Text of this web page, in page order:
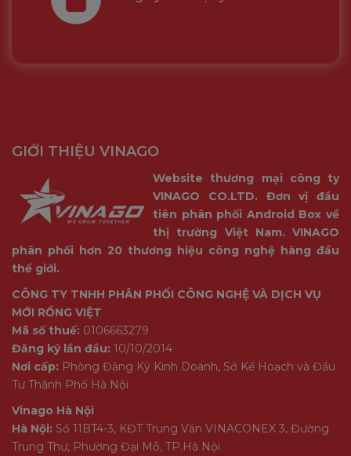
GIỚI THIỆU VINAGO
Website thương mại công ty
VINAGO CO.LTD. Đơn vị đầu
tiên phân phối Android Box về
thị trường Việt Nam. VINAGO
phân phối hơn 20 thương hiệu công nghệ hàng đầu
thế giới.
CÔNG TY TNHH PHÂN PHỐI CÔNG NGHỆ VÀ DỊCH VỤ
MỚI RỒNG VIỆT
Mã số thuế: 0106663279
Đăng ký lần đầu: 10/10/2014
Nơi cấp: Phòng Đăng Ký Kinh Doanh, Sở Kế Hoạch và Đầu
Tư Thành Phố Hà Nội
Vinago Hà Nội
Hà Nội: Số 11BT4-3, KĐT Trung Văn VINACONEX 3, Đường
Trung Thư, Phường Đại Mỗ, TP.Hà Nội